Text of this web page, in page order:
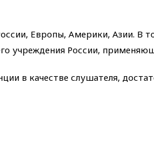
Европы, Америки, Азии. В
учреждения России,
в качестве слушателя,